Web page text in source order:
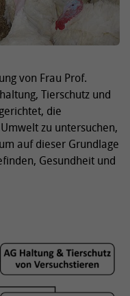
von Frau Prof.
Tierschutz und
die
zu untersuchen,
auf dieser Grundlage
Gesundheit und